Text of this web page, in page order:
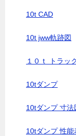
10t CAD
10t jww軌跡図
１０ｔ トラッ
10tダンプ
10tダンプ 寸法
10tダンプ 性能